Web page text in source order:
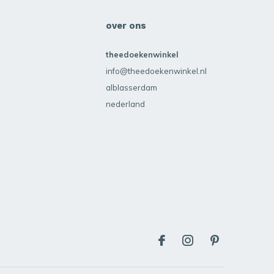
over ons
theedoekenwinkel
info@theedoekenwinkel.nl
alblasserdam
nederland